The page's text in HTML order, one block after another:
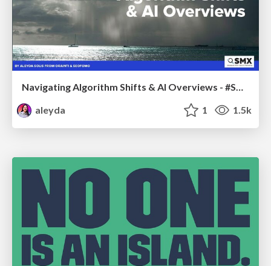
Navigating Algorithm Shifts & AI Overviews - #SMXNext
aleyda
1 1.5k